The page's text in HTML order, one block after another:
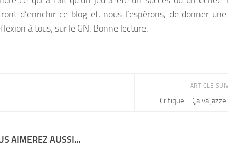
d’enrichir ce blog et, nous l’espérons, de donner
à tous, sur le GN. Bonne lecture.
ARTICLE
Critique – Ça va
AIMEREZ AUSSI...